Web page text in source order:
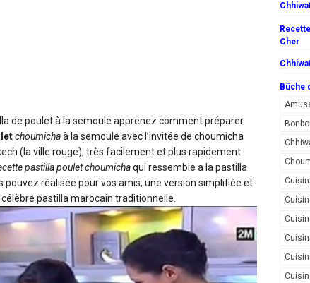
de poulet à la semoule apprenez comment préparer
choumichaà la semoule avec l’invitée de choumicha
(la ville rouge), très facilement et plus rapidement
pastilla poulet choumichaqui ressemble a la pastilla
pouvez réalisée pour vos amis, une version simplifiée et
pastilla marocain traditionnelle.
Cher
Bûche